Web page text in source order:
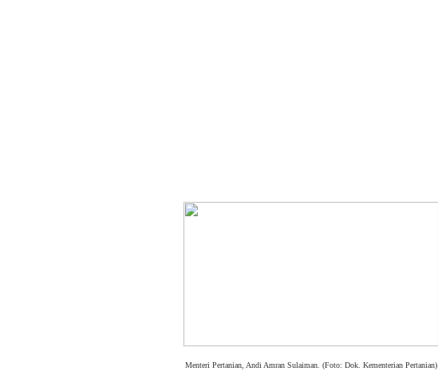
Menteri Pertanian, Andi Amran Sulaiman. (Foto: Dok. Kementerian Pertanian)